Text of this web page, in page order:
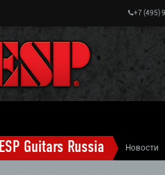
+7 (495)
ESP Guitars Russia Новости